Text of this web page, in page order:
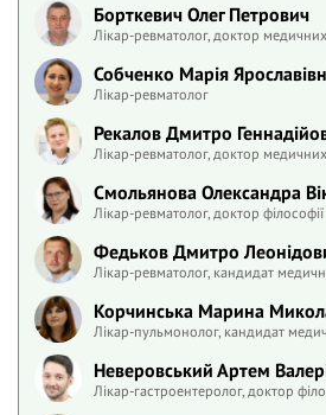
Борткевич Олег Петрович
Лікар-ревматолог, доктор
Собченко Марія
Лікар-ревматолог
Рекалов Дмитро
Лікар-ревматолог, доктор
Смольянова Олександра
Лікар-ревматолог, доктор філософії
Федьков Дмитро
Лікар-ревматолог, кандидат
Корчинська Марина
Лікар-пульмонолог, кандидат
Неверовський Артем
Лікар-гастроентеролог, доктор